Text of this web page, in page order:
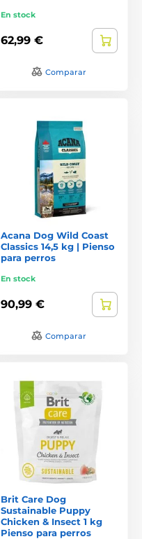
En stock
62,99 €
Comparar
Acana Dog Wild Coast
Classics 14,5 kg | Pienso
para perros
En stock
90,99 €
Comparar
Brit Care Dog
Sustainable Puppy
Chicken & Insect 1 kg
Pienso para perros